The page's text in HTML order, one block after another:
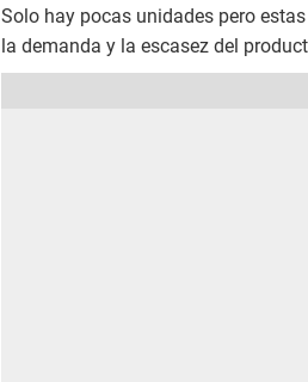
Solo hay pocas unidades pero
la demanda y la escasez del